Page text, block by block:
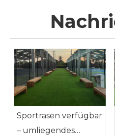
Sportrasen verfügbar
– umliegendes